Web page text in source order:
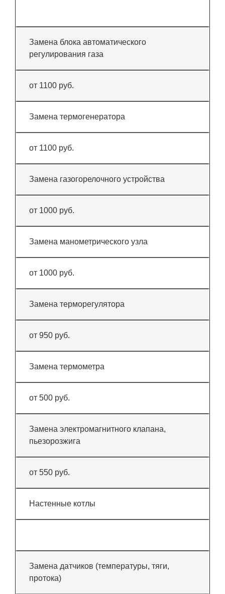
Замена блока автоматического
регулирования газа
от 1100 руб.
Замена термогенератора
от 1100 руб.
Замена газогорелочного устройства
от 1000 руб.
Замена манометрического узла
от 1000 руб.
Замена терморегулятора
от 950 руб.
Замена термометра
от 500 руб.
Замена электромагнитного клапана,
пьезорозжига
от 550 руб.
Настенные котлы
Замена датчиков (температуры, тяги,
протока)